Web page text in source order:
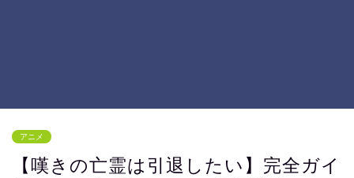
アニメ
【嘆きの亡霊は引退したい】完全ガイ